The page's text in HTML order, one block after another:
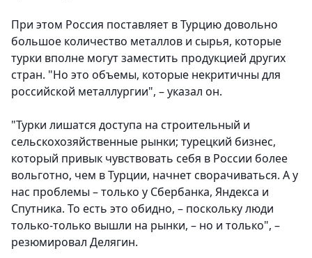
При этом Россия поставляет в Турцию довольно
большое количество металлов и сырья, которые
турки вполне могут заместить продукцией других
стран. "Но это объемы, которые некритичны для
российской металлургии", – указал он.
"Турки лишатся доступа на строительный и
сельскохозяйственные рынки; турецкий бизнес,
который привык чувствовать себя в России более
вольготно, чем в Турции, начнет сворачиваться. А у
нас проблемы – только у Сбербанка, Яндекса и
Спутника. То есть это обидно, – поскольку люди
только-только вышли на рынки, – но и только", –
резюмировал Делягин.